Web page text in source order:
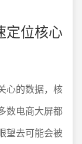
定位核心
心的数据，核
数电商大屏都
望去可能会被